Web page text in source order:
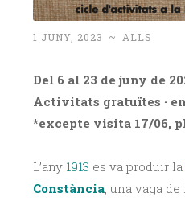
1 JUNY, 2023 ~ ALLS
Del 6 al 23 de juny de
Activitats gratuïtes ·
*excepte visita 17/06,
L’any 1913 es va produir la
Constància, una vaga